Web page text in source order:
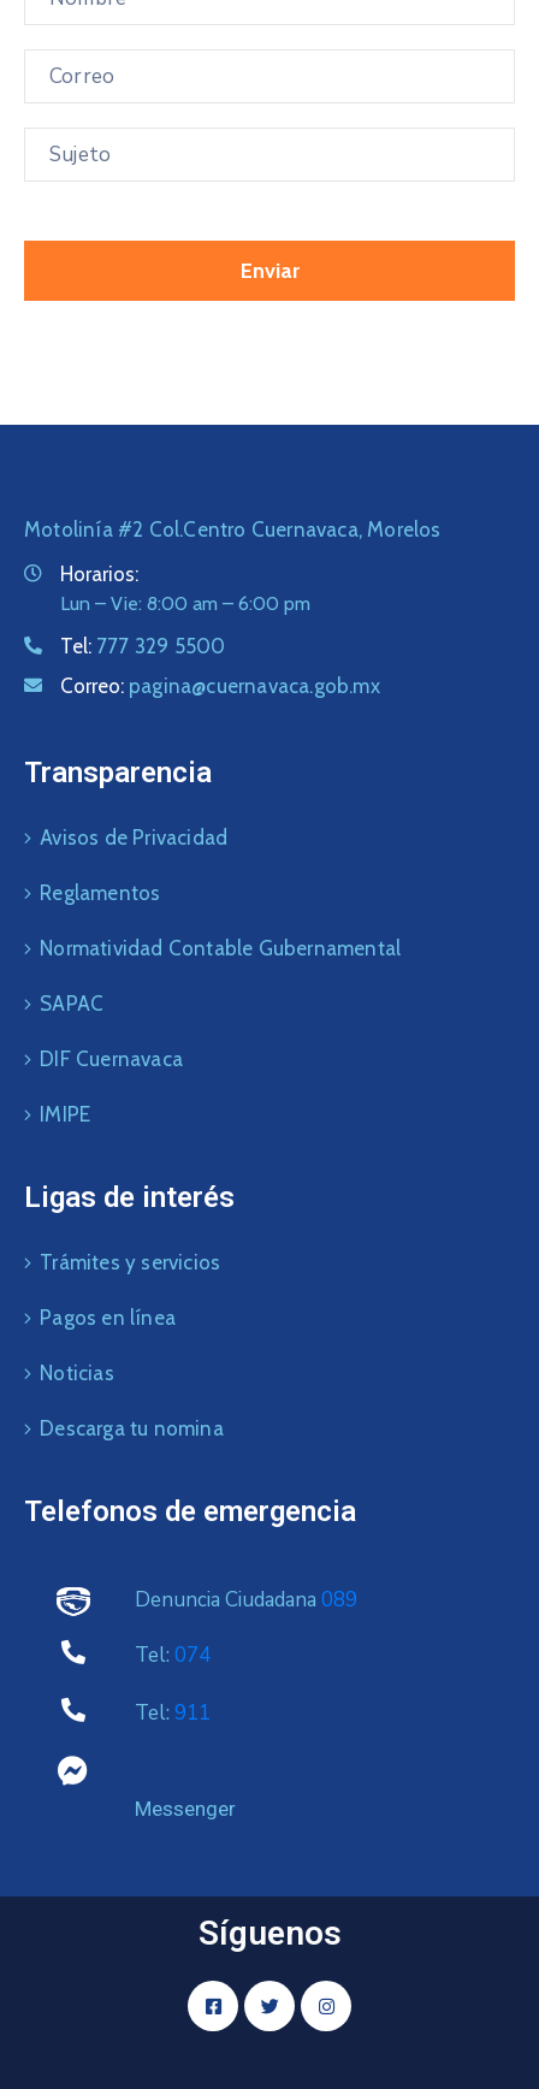
Motolinía #2 Col.Centro Cuernavaca, Morelos
Horarios:
Lun – Vie: 8:00 am – 6:00 pm
Tel: 777 329 5500
Correo: pagina@cuernavaca.gob.mx
Transparencia
Avisos de Privacidad
Reglamentos
Normatividad Contable Gubernamental
SAPAC
DIF Cuernavaca
IMIPE
Ligas de interés
Trámites y servicios
Pagos en línea
Noticias
Descarga tu nomina
Telefonos de emergencia
Denuncia Ciudadana 089
Tel: 074
Tel: 911
Messenger
Síguenos